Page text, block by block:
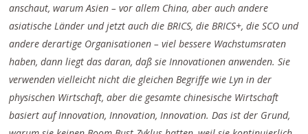
anschaut, warum Asien – vor allem China, aber auch andere
asiatische Länder und jetzt auch die BRICS, die BRICS+, die SCO und
andere derartige Organisationen – viel bessere Wachstumsraten
haben, dann liegt das daran, daß sie Innovationen anwenden. Sie
verwenden vielleicht nicht die gleichen Begriffe wie Lyn in der
physischen Wirtschaft, aber die gesamte chinesische Wirtschaft
basiert auf Innovation, Innovation, Innovation. Das ist der Grund,